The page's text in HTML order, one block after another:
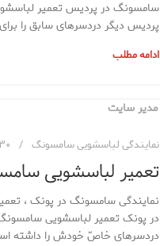
سامسونگ در پردیس تعمیر
پردیس دیگر دردسرهای سابق را
ادامه مطلب
مدیر سایت
نمایندگی لباسشویی سامسونگ ۳۰ مهر ۱۳۹۸
تعمیر لباسشویی
نمایندگی سامسونگ در پونک ،
در پونک تعمیر لباسشویی
دردسرهای خاصّ خودش را داشته